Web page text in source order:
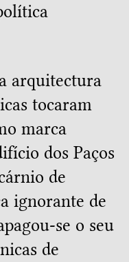
arquitectura
tocaram
marca
dos Paços
de
ignorante de
se o seu
de